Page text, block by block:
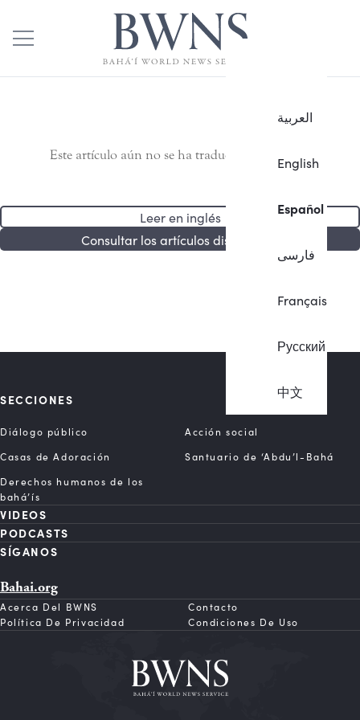
العربية
English
Español
فارسی
Français
Русский
中文
Este artículo aún no se ha traducido al español.
Leer en inglés
Consultar los artículos disponibles
SECCIONES
Diálogo público
Acción social
Casas de Adoración
Santuario de ‘Abdu’l-Bahá
Derechos humanos de los
bahá’ís
VIDEOS
PODCASTS
SÍGANOS
Bahai.org
Acerca Del BWNS
Contacto
Política De Privacidad
Condiciones De Uso